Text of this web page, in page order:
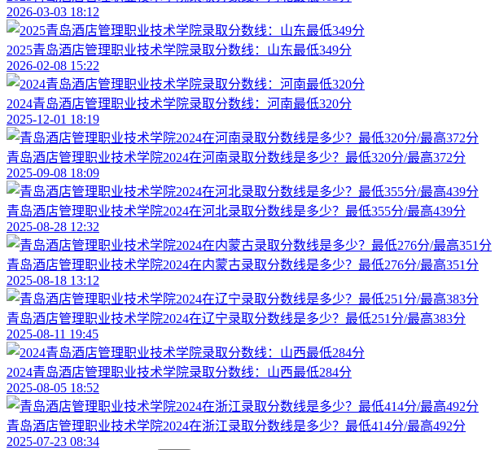
2026-03-03 18:12
2025青岛酒店管理职业技术学院录取分数线：山东最低349分
2026-02-08 15:22
2024青岛酒店管理职业技术学院录取分数线：河南最低320分
2025-12-01 18:19
青岛酒店管理职业技术学院2024在河南录取分数线是多少？最低320分/最高372分
2025-09-08 18:09
青岛酒店管理职业技术学院2024在河北录取分数线是多少？最低355分/最高439分
2025-08-28 12:32
青岛酒店管理职业技术学院2024在内蒙古录取分数线是多少？最低276分/最高351分
2025-08-18 13:12
青岛酒店管理职业技术学院2024在辽宁录取分数线是多少？最低251分/最高383分
2025-08-11 19:45
2024青岛酒店管理职业技术学院录取分数线：山西最低284分
2025-08-05 18:52
青岛酒店管理职业技术学院2024在浙江录取分数线是多少？最低414分/最高492分
2025-07-23 08:34